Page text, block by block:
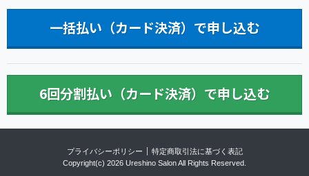
一括払い（カード決済）で申し込む
6回分割払い（カード決済）で申し込む
プライバシーポリシー
特定商取引法に基づく表記
Copyright(c) 2026 Ureshino SalonAll Rights Reserved.